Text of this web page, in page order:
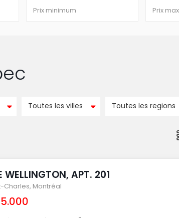
Toutes les villes Toutes les regions
WELLINGTON, APT. 201
Charles, Montréal